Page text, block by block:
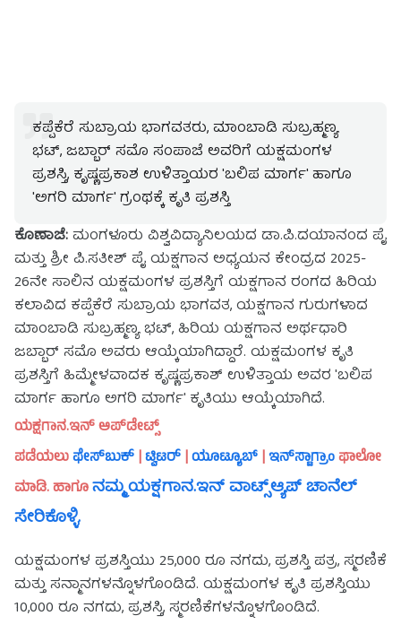
ಕಪ್ಪೆಕೆರೆ ಸುಬ್ರಾಯ ಭಾಗವತರು, ಮಾಂಬಾಡಿ ಸುಬ್ರಹ್ಮಣ್ಯ
ಭಟ್, ಜಬ್ಬಾರ್ ಸಮೊ ಸಂಪಾಜೆ ಅವರಿಗೆ ಯಕ್ಷಮಂಗಳ
ಪ್ರಶಸ್ತಿ, ಕೃಷ್ಣಪ್ರಕಾಶ ಉಳಿತ್ತಾಯರ 'ಬಲಿಪ ಮಾರ್ಗ' ಹಾಗೂ
'ಅಗರಿ ಮಾರ್ಗ' ಗ್ರಂಥಕ್ಕೆ ಕೃತಿ ಪ್ರಶಸ್ತಿ
ಕೊಣಾಜೆ:ಮಂಗಳೂರು ವಿಶ್ವವಿದ್ಯಾನಿಲಯದ ಡಾ.ಪಿ.ದಯಾನಂದ ಪೈ
ಮತ್ತು ಶ್ರೀ‌ ಪಿ.ಸತೀಶ್ ಪೈ ಯಕ್ಷಗಾನ ಅಧ್ಯಯನ ಕೇಂದ್ರದ 2025-
26ನೇ ಸಾಲಿನ ಯಕ್ಷಮಂಗಳ ಪ್ರಶಸ್ತಿಗೆ ಯಕ್ಷಗಾನ ರಂಗದ ಹಿರಿಯ
ಕಲಾವಿದ ಕಪ್ಪೆಕೆರೆ ಸುಬ್ರಾಯ ಭಾಗವತ, ಯಕ್ಷಗಾನ ಗುರುಗಳಾದ
ಮಾಂಬಾಡಿ ಸುಬ್ರಹ್ಮಣ್ಯ ಭಟ್, ಹಿರಿಯ ಯಕ್ಷಗಾನ ಅರ್ಥಧಾರಿ
ಜಬ್ಬಾರ್ ಸಮೊ ಅವರು ಆಯ್ಕೆಯಾಗಿದ್ದಾರೆ. ಯಕ್ಷಮಂಗಳ ಕೃತಿ
ಪ್ರಶಸ್ತಿಗೆ ಹಿಮ್ಮೇಳವಾದಕ ಕೃಷ್ಣಪ್ರಕಾಶ್ ಉಳಿತ್ತಾಯ ಅವರ 'ಬಲಿಪ
ಮಾರ್ಗ ಹಾಗೂ ಅಗರಿ ಮಾರ್ಗ' ಕೃತಿಯು ಆಯ್ಕೆಯಾಗಿದೆ.
ಯಕ್ಷಗಾನ.ಇನ್ ಅಪ್‌ಡೇಟ್ಸ್
ಪಡೆಯಲುಫೇಸ್‌ಬುಕ್|ಟ್ವಿಟರ್|ಯೂಟ್ಯೂಬ್|ಇನ್‌ಸ್ಟಾಗ್ರಾಂಫಾಲೋ
ಮಾಡಿ. ಹಾಗೂನಮ್ಮ ಯಕ್ಷಗಾನ.ಇನ್ ವಾಟ್ಸ್ಆ್ಯಪ್ ಚಾನೆಲ್
ಸೇರಿಕೊಳ್ಳಿ.
ಯಕ್ಷಮಂಗಳ ಪ್ರಶಸ್ತಿಯು 25,000 ರೂ ನಗದು, ಪ್ರಶಸ್ತಿ ಪತ್ರ, ಸ್ಮರಣಿಕೆ
ಮತ್ತು ಸನ್ಮಾನಗಳನ್ನೊಳಗೊಂಡಿದೆ. ಯಕ್ಷಮಂಗಳ ಕೃತಿ ಪ್ರಶಸ್ತಿಯು
10,000 ರೂ ನಗದು, ಪ್ರಶಸ್ತಿ, ಸ್ಮರಣಿಕೆಗಳನ್ನೊಳಗೊಂಡಿದೆ.